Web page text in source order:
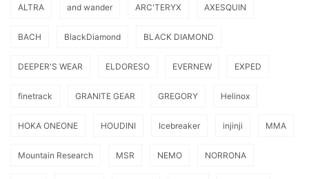
ALTRA and wander ARC'TERYX AXESQUIN
BACH BlackDiamond BLACK DIAMOND
DEEPER'S WEAR ELDORESO EVERNEW EXPED
finetrack GRANITE GEAR GREGORY Helinox
HOKA ONEONE HOUDINI Icebreaker injinji MMA
Mountain Research MSR NEMO NORRONA